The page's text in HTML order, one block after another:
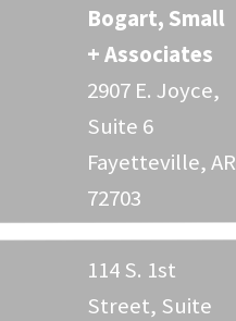
Bogart, Small
+ Associates
2907 E. Joyce,
Suite 6
Fayetteville, AR
72703
114 S. 1st
Street, Suite